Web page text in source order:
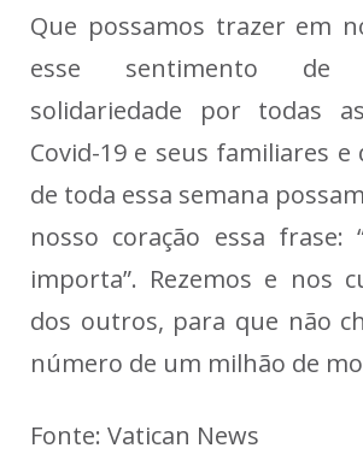
Que possamos trazer em
esse sentimento
solidariedade por todas
Covid-19 e seus familiares
de toda essa semana
nosso coração essa frase:
importa”. Rezemos e nos
dos outros, para que não
número de um milhão de
Fonte: Vatican News